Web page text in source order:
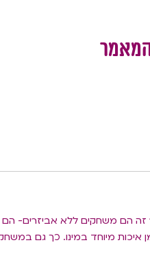
המאמר
הם משחקים ללא אביזרים- הם
איכות מיוחד במינו. כך גם